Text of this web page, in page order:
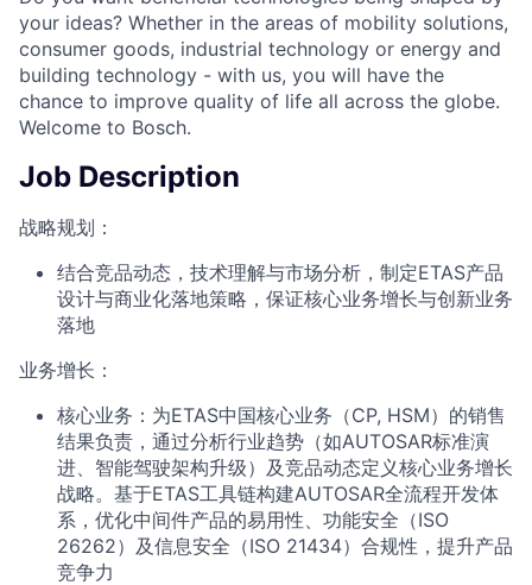
your ideas? Whether in the areas of mobility solutions,
consumer goods, industrial technology or energy and
building technology - with us, you will have the
chance to improve quality of life all across the globe.
Welcome to Bosch.
Job Description
战略规划‌：
结合竞品动态，技术理解与市场分析，制定ETAS产品
设计与商业化落地策略，保证核心业务增长与创新业务
落地
业务增长：
核心业务：为ETAS中国核心业务（CP, HSM）的销售
结果负责，通过分析行业趋势（如AUTOSAR标准演
进、智能驾驶架构升级）及竞品动态定义核心业务增长
战略。基于ETAS工具链构建AUTOSAR全流程开发体
系，优化中间件产品的易用性、功能安全（ISO
26262）及信息安全（ISO 21434）合规性，提升产品
竞争力